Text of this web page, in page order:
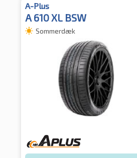
A-Plus
A 610 XL BSW
Sommerdæk